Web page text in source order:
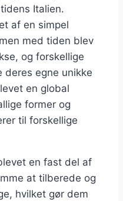
Italien.
af en simpel
med tiden blev
og forskellige
deres egne unikke
en global
former og
til forskellige
en fast del af
at tilberede og
hvilket gør dem